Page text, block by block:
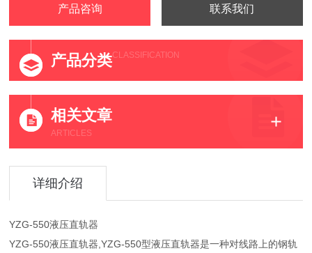
产品咨询 联系我们
产品分类CLASSIFICATION
相关文章
ARTICLES
详细介绍
YZG-550液压直轨器
YZG-550液压直轨器,YZG-550型液压直轨器是一种对线路上的钢轨